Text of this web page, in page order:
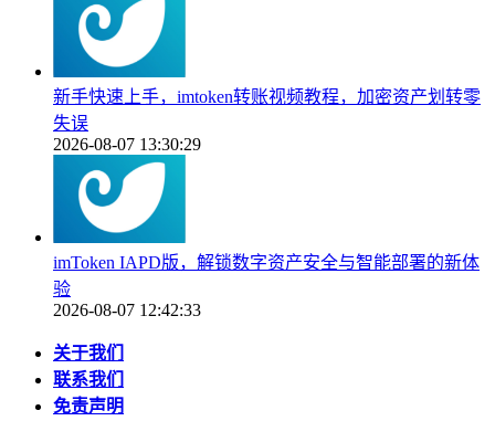
新手快速上手，imtoken转账视频教程，加密资产划转零
失误
2026-08-07 13:30:29
imToken IAPD版，解锁数字资产安全与智能部署的新体
验
2026-08-07 12:42:33
关于我们
联系我们
免责声明